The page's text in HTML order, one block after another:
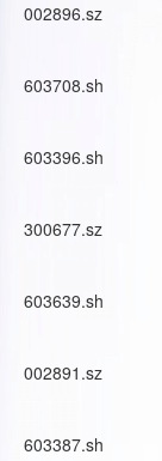
002896.sz
603708.sh
603396.sh
300677.sz
603639.sh
002891.sz
603387.sh